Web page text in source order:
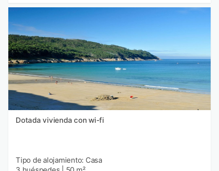
Dotada vivienda con wi-fi
Tipo de alojamiento: Casa